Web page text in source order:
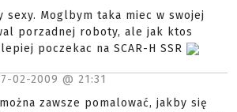
sexy. Moglbym taka miec w swojej
porzadnej roboty, ale jak ktos
poczekac na SCAR-H SSR
02-2009 @ 21:31
zawsze pomalować, jakby się